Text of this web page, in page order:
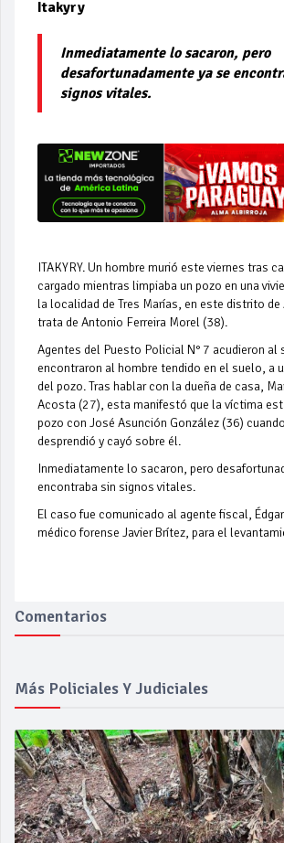
Itakyry
Inmediatamente lo sacaron, pero
desafortunadamente ya se
signos vitales.
ITAKYRY. Un hombre murió este viernes tras
cargado mientras limpiaba un pozo en una
la localidad de Tres Marías, en este distrito de
trata de Antonio Ferreira Morel (38).
Agentes del Puesto Policial N° 7 acudieron al
encontraron al hombre tendido en el suelo, a
del pozo. Tras hablar con la dueña de casa,
Acosta (27), esta manifestó que la víctima
pozo con José Asunción González (36)
desprendió y cayó sobre él.
Inmediatamente lo sacaron, pero
encontraba sin signos vitales.
El caso fue comunicado al agente fiscal,
médico forense Javier Brítez, para el
Comentarios
Más Policiales Y Judiciales